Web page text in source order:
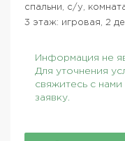
спальни, с/у,
3 этаж: игровая, 2
Информация не
Для уточнения
свяжитесь с
заявку.